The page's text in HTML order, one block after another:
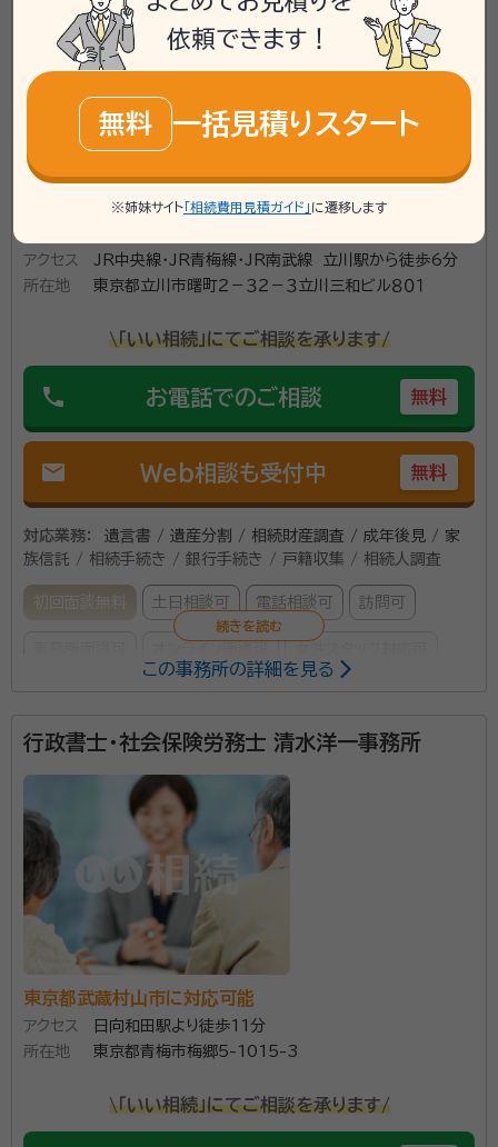
続遺言実務家研究会」に所属しているので難しい案件に
も対応可。
資格等：
東京都行政書士会
アクセス
JR中央線・JR青梅線・JR南武線 立川駅から徒歩6分
所在地
東京都立川市曙町２－３２－３立川三和ビル８０１
\「いい相続」にてご相談を承ります/
phone お電話でのご相談 無料
mail Web相談も受付中 無料
対応業務：
遺言書 / 遺産分割 / 相続財産調査 / 成年後見 / 家
族信託 / 相続手続き / 銀行手続き / 戸籍収集 / 相続人調査
初回面談無料 土日相談可 電話相談可 訪問可
橋立信啓（はしだて のぶひろ）
行政書士・特定行政書士・申請取次
自動車用品商社に入社し、購買・営業・商品開発・マーケティングを
担当した後、大手自動車用品チェーン店の本部担当、自動車メーカーの首
都圏営業の統括を行う。 自動車用品商社の社員時代、平成13年に父が
72歳で突如他界。 その10年後の平成23年に今度は母が74歳でこちら
も突如他界。 二人の突然の死・相続を体験し、親不孝な自分を反省する。
またこの頃より、友人・知人、お取引先の通夜・葬儀に参列する機会も増
え、争族の話を耳にするようになり、行政書士の資格取得を志す。 2016
年4月に昭島市の自宅で 『行政書士 橋立事務所』 として独立開業。
2019年12月に、事務所を立川駅北口に移転。 2023年4月に、個人事
業主から法人化を行い 『行政書士法人橋立事務所』 として活動中。 相続
業務を行い、相続の相談を受ける中で『相続税』に関するご質問を多数寄
せられるようになり、ファイナンシャルプランナー2級技能士（国家資格）を
取得。AFP登録を行う。 相続に関する更に深い知識・情報の収集の為に、
民間資格である『相続診断士』の資格を取得。相続診断士との共同セミナ
事務所口コミ（抜粋）：
account_circle ご利用時期：2023/4
行政書士法人橋立事務所は、行政書士資格保有者3名と
補助者3名で業務を行っております。 相続の事でした
ら、どの様な事でもご相談を伺えます。 関係士業との提
をさせて頂けます。 通常営業時間は午前9時～午後6時
となっていますが、午後6時以降のご面談や、土日祝日
行政書士・特定行政書士・申請取次行政書士・AFP・ファイ
この事務所の詳細を見る
行政書士・社会保険労務士 清水洋一事務所
東京都武蔵村山市に対応可能
アクセス
日向和田駅より徒歩11分
所在地
東京都青梅市梅郷5-1015-3
\「いい相続」にてご相談を承ります/
依頼できます！
無料 一括見積りスタート
※姉妹サイト 「相続費用見積ガイド」 に遷移します